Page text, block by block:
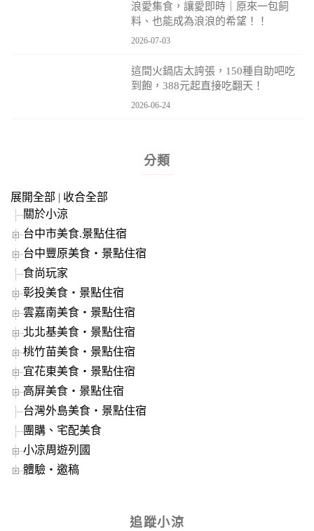
浪愛集食，讓愛即時｜原來一包飼
料、也能成為浪浪的希望！！
2026-07-03
這間火鍋店太誇張，150種自助吧吃
到飽，388元起直接吃翻天！
2026-06-24
分類
展開全部 | 收合全部
關於小涼
台中市美食.景點住宿
台中豐原美食‧景點住宿
食尚玩家
彰投美食‧景點住宿
雲嘉南美食‧景點住宿
北北基美食‧景點住宿
桃竹苗美食‧景點住宿
宜花東美食‧景點住宿
高屏美食‧景點住宿
台灣外島美食‧景點住宿
團購、宅配美食
小凉周遊列國
體驗‧邀稿
追蹤小涼